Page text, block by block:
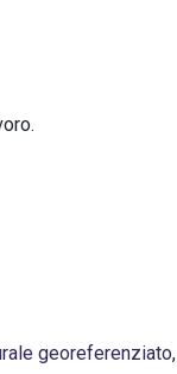
georeferenziato,